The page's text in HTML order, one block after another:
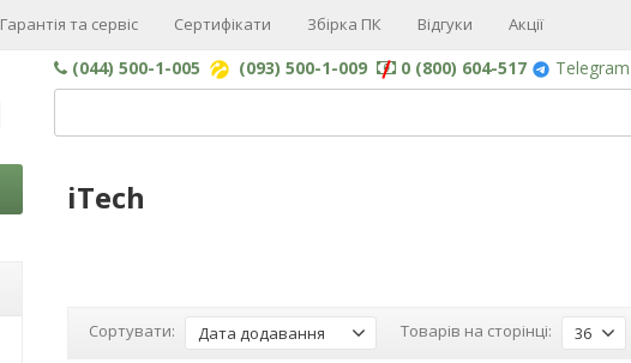
Гарантія та сервіс Сертифікати Збірка ПК Відгуки Акції
(044) 500-1-005 (093) 500-1-009 0 (800) 604-517 Telegram
iTech
Сортувати: Дата додавання Товарів на сторінці: 36